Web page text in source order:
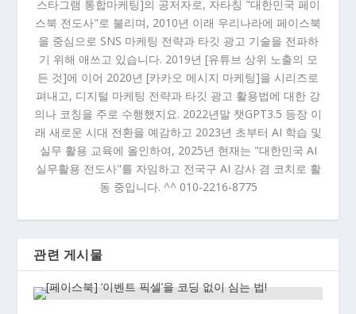
스타그램 통합마케팅]의 공저자로, 자타칭 "대한민국 페이
스북 전도사"로 불리며, 2010년 이래 우리나라에 페이스북
을 중심으로 SNS 마케팅 전략과 타깃 광고 기술을 전파하
기 위해 애쓰고 있습니다. 2019년 [유튜브 상위 노출의 모
든 것]에 이어 2020년 [카카오 메시지 마케팅]을 시리즈로
펴내고, 디지털 마케팅 전략과 타깃 광고 활용법에 대한 강
의나 코칭을 주로 수행했지요. 2022년말 챗GPT3.5 등장 이
래 새로운 시대 전환을 예감하고 2023년 초부터 AI 학습 및
실무 활용 교육에 올인하여, 2025년 현재는 "대한민국 AI
실무활용 전도사"를 자임하고 전국구 AI 강사 겸 코치로 활
동 중입니다. ^^ 010-2216-8775
관련 게시물